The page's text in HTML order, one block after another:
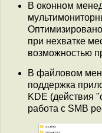
В оконном
при нехватке
возможностью
В файловом
поддержка
KDE (действия
работа с SMB